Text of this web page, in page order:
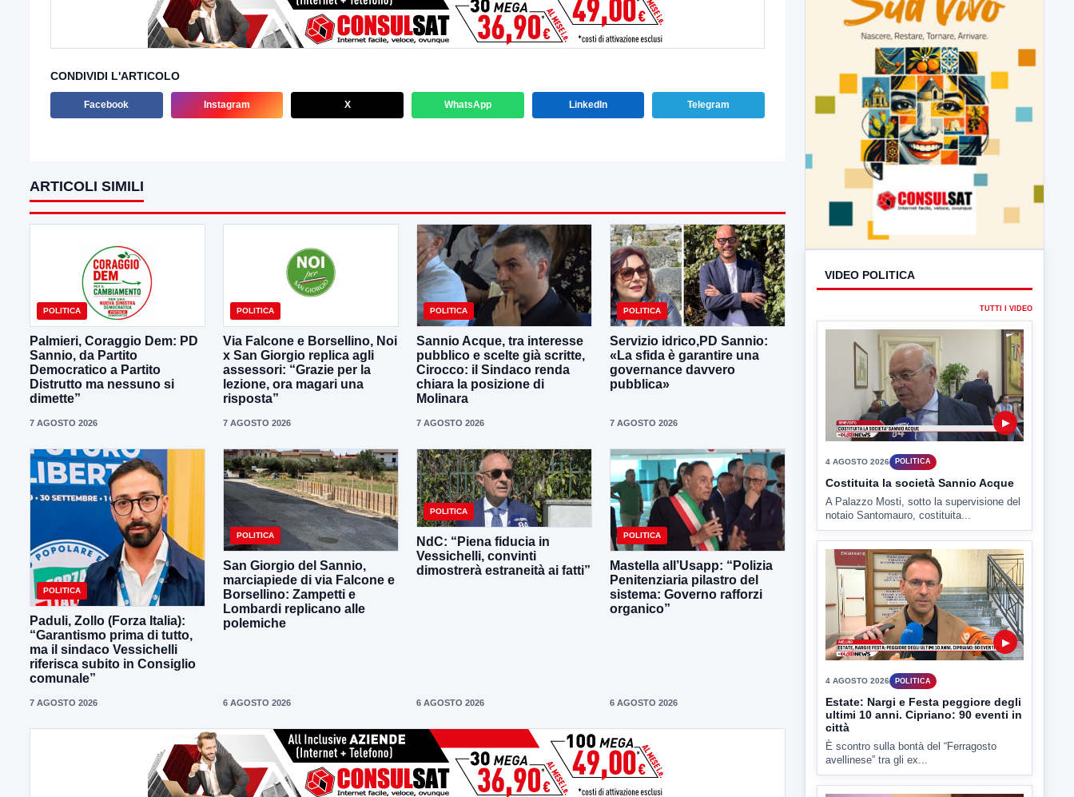
CONDIVIDI L'ARTICOLO
Facebook Instagram X WhatsApp LinkedIn Telegram
ARTICOLI SIMILI
POLITICA
Palmieri, Coraggio Dem: PD
Sannio, da Partito
Democratico a Partito
Distrutto ma nessuno si
dimette”
7 AGOSTO 2026
POLITICA
Via Falcone e Borsellino, Noi
x San Giorgio replica agli
assessori: “Grazie per la
lezione, ora magari una
risposta”
7 AGOSTO 2026
POLITICA
Sannio Acque, tra interesse
pubblico e scelte già scritte,
Cirocco: il Sindaco renda
chiara la posizione di
Molinara
7 AGOSTO 2026
POLITICA
Servizio idrico,PD Sannio:
«La sfida è garantire una
governance davvero
pubblica»
7 AGOSTO 2026
POLITICA
Paduli, Zollo (Forza Italia):
“Garantismo prima di tutto,
ma il sindaco Vessichelli
riferisca subito in Consiglio
comunale”
7 AGOSTO 2026
POLITICA
San Giorgio del Sannio,
marciapiede di via Falcone e
Borsellino: Zampetti e
Lombardi replicano alle
polemiche
6 AGOSTO 2026
POLITICA
NdC: “Piena fiducia in
Vessichelli, convinti
dimostrerà estraneità ai fatti”
6 AGOSTO 2026
POLITICA
Mastella all’Usapp: “Polizia
Penitenziaria pilastro del
sistema: Governo rafforzi
organico”
6 AGOSTO 2026
VIDEO POLITICA
TUTTI I VIDEO
4 AGOSTO 2026 POLITICA
Costituita la società Sannio Acque
A Palazzo Mosti, sotto la supervisione del
notaio Santomauro, costituita...